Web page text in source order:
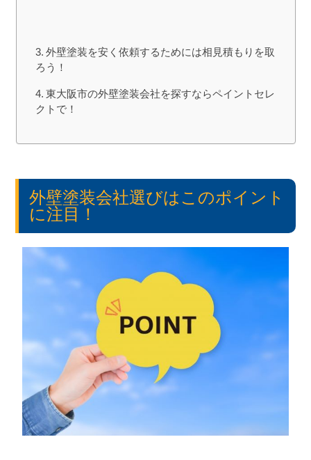
外壁塗装を安く依頼するためには相見積もりを取
ろう！
東大阪市の外壁塗装会社を探すならペイントセレ
クトで！
外壁塗装会社選びはこのポイント
に注目！